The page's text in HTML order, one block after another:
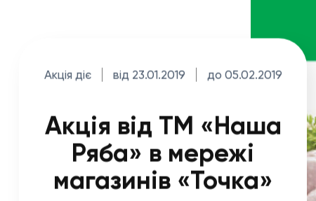
Акція діє від 23.01.2019 до 05.02.2019
Акція від ТМ «Наша
Ряба» в мережі
магазинів «Точка»